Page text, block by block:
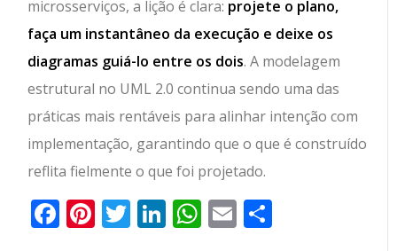
microsserviços, a lição é clara: projete o plano,
faça um instantâneo da execução e deixe os
diagramas guiá-lo entre os dois. A modelagem
estrutural no UML 2.0 continua sendo uma das
práticas mais rentáveis para alinhar intenção com
implementação, garantindo que o que é construído
reflita fielmente o que foi projetado.
Facebook
Pinterest
Twitter
LinkedIn
WhatsApp
Email